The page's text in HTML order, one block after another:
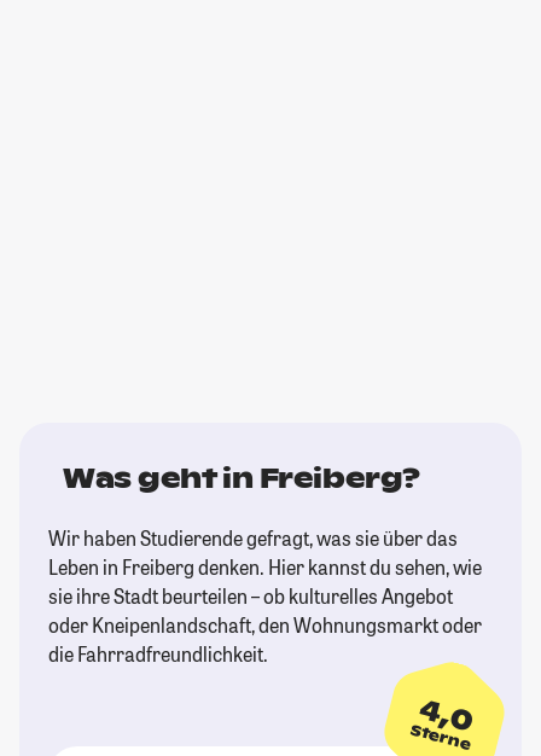
Was geht in Freiberg?
Wir haben Studierende gefragt, was sie über das
Leben in Freiberg denken. Hier kannst du sehen, wie
sie ihre Stadt beurteilen – ob kulturelles Angebot
oder Kneipenlandschaft, den Wohnungsmarkt oder
die Fahrradfreundlichkeit.
4,0
Sterne